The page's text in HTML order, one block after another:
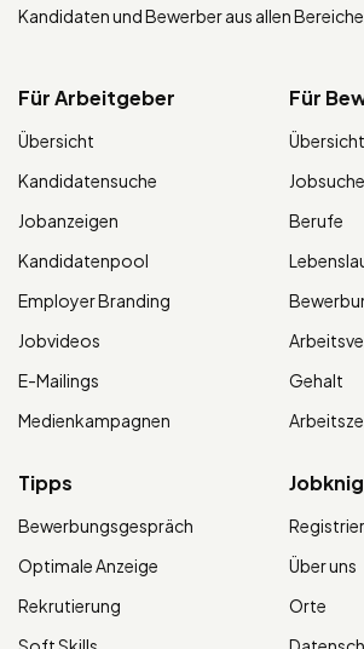
Kandidaten und Bewerber aus allen
Für Arbeitgeber
Übersicht
Kandidatensuche
Jobanzeigen
Kandidatenpool
Employer Branding
Jobvideos
E-Mailings
Medienkampagnen
Für
Übersicht
Jobsuche
Berufe
Gehalt
Tipps
Bewerbungsgespräch
Optimale Anzeige
Rekrutierung
Über uns
Orte